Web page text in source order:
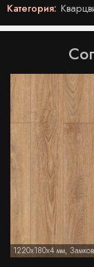
Категория:
1220x180x4 мм,